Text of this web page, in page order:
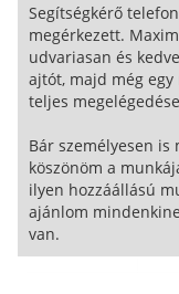
Segítségkérő
megérkezett.
udvariasan és
ajtót, majd még
teljes
Bár személyesen is
köszönöm a
ilyen hozzáállású
ajánlom
van.